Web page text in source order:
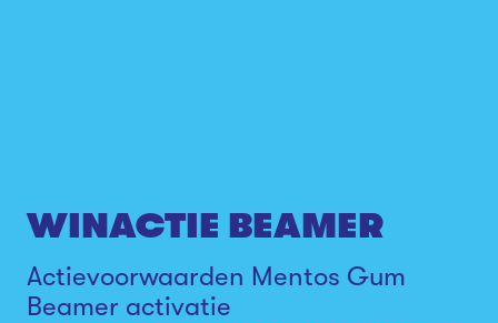
WINACTIE BEAMER
Actievoorwaarden Mentos Gum
Beamer activatie